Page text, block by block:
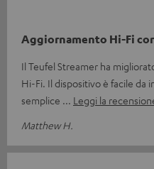
Aggiornamento Hi-Fi
Il Teufel Streamer ha
Hi-Fi. Il dispositivo è facile da
semplice
Leggi la
Matthew H.